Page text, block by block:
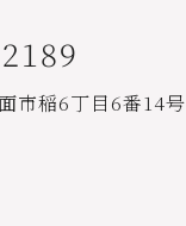
市稲6丁目6番14号